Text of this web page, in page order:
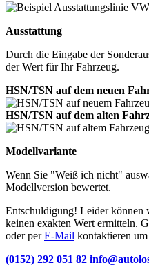
Ausstattung
Durch die Eingabe der
der Wert für Ihr Fahrzeug.
HSN/TSN auf dem neuen
HSN/TSN auf dem alten
Modellvariante
Wenn Sie "Weiß ich nicht"
Modellversion bewertet.
Entschuldigung! Leider
keinen exakten Wert ermitteln.
oder perE-Mail kontaktieren
(0152) 292 051 82